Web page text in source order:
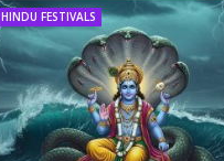
HINDU FESTIVALS